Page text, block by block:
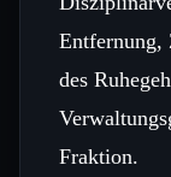
Entfernung,
des
Fraktion.